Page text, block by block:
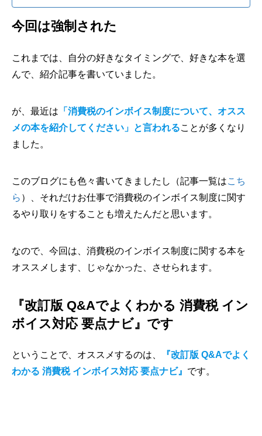
今回は強制された
これまでは、自分の好きなタイミングで、好きな本を選
んで、紹介記事を書いていました。
が、最近は 「消費税のインボイス制度について、オスス
メの本を紹介してください」と言われることが多くなり
ました。
このブログにも色々書いてきましたし（記事一覧はこち
ら ）、それだけお仕事で消費税のインボイス制度に関す
るやり取りをすることも増えたんだと思います。
なので、今回は、消費税のインボイス制度に関する本を
オススメします、じゃなかった、させられます。
『改訂版 Q&Aでよくわかる 消費税 イン
ボイス対応 要点ナビ』です
ということで、オススメするのは、
『改訂版 Q&Aでよく
わかる 消費税 インボイス対応 要点ナビ』 です。